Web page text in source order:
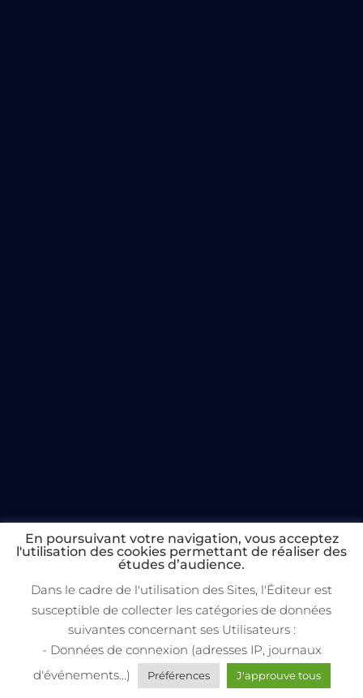
En poursuivant votre navigation, vous acceptez
l'utilisation des cookies permettant de réaliser des
études d’audience.
Dans le cadre de l'utilisation des Sites, l'Éditeur est
susceptible de collecter les catégories de données
suivantes concernant ses Utilisateurs :
- Données de connexion (adresses IP, journaux
d'événements...)
Préférences J'approuve tous